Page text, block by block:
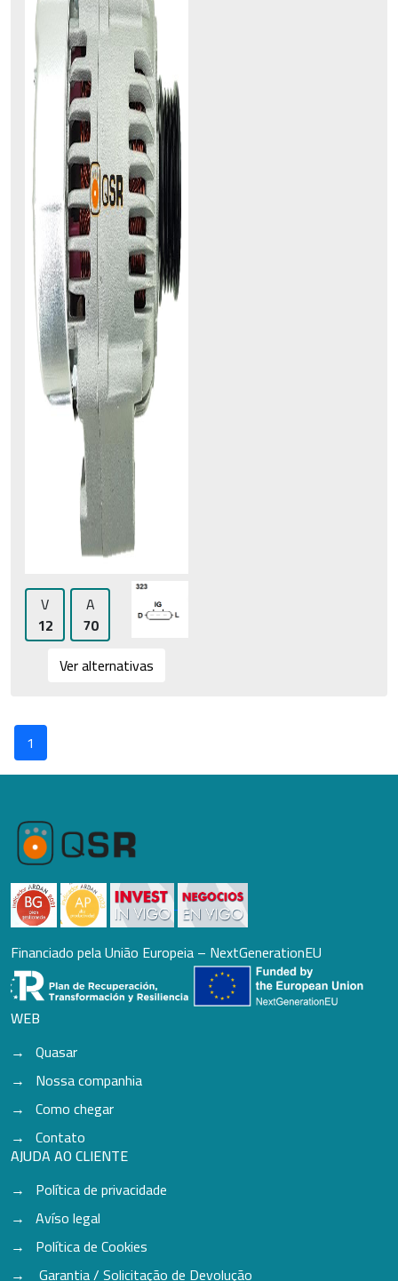
V
12
A
70
Ver alternativas
1
Financiado pela União Europeia – NextGenerationEU
WEB
Quasar
Nossa companhia
Como chegar
Contato
AJUDA AO CLIENTE
Política de privacidade
Avíso legal
Política de Cookies
Garantia / Solicitação de Devolução